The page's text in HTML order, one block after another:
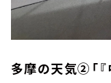
多摩の天気②「